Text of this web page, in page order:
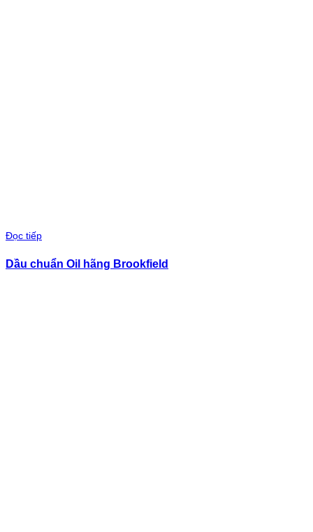
Đọc tiếp
Dầu chuẩn Oil hãng Brookfield